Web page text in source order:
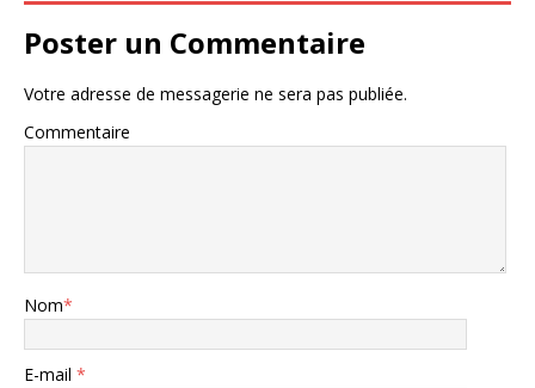
Poster un Commentaire
Votre adresse de messagerie ne sera pas publiée.
Commentaire
Nom*
E-mail *